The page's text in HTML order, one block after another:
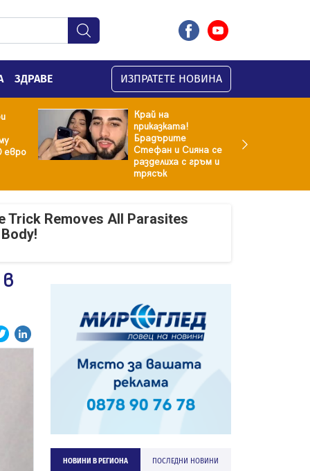
ЗДРАВЕ ИЗПРАТЕТЕ НОВИНА
евро
Край на
приказката!
Брадърите
Стефан и Сияна се
разделиха с гръм и
трясък
Trick Removes All Parasites
НОВИНИ В РЕГИОНА ПОСЛЕДНИ НОВИНИ